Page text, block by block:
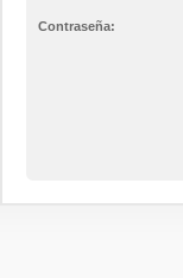
Contraseña: